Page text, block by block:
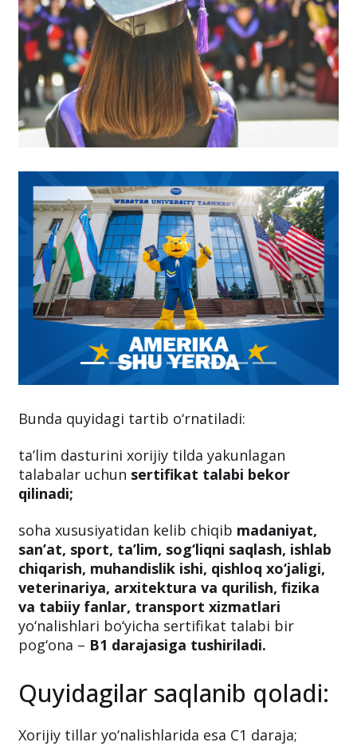
Bunda quyidagi tartib o‘rnatiladi:
ta’lim dasturini xorijiy tilda yakunlagan
talabalar uchun sertifikat talabi bekor
qilinadi;
soha xususiyatidan kelib chiqib madaniyat,
san’at, sport, ta’lim, sog‘liqni saqlash, ishlab
chiqarish, muhandislik ishi, qishloq xo‘jaligi,
veterinariya, arxitektura va qurilish, fizika
va tabiiy fanlar, transport xizmatlari
yo‘nalishlari bo‘yicha sertifikat talabi bir
pog‘ona – B1 darajasiga tushiriladi.
Quyidagilar saqlanib qoladi:
Xorijiy tillar yo‘nalishlarida esa C1 daraja;